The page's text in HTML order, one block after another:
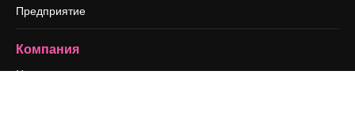
Предприятие
Компания
Цены